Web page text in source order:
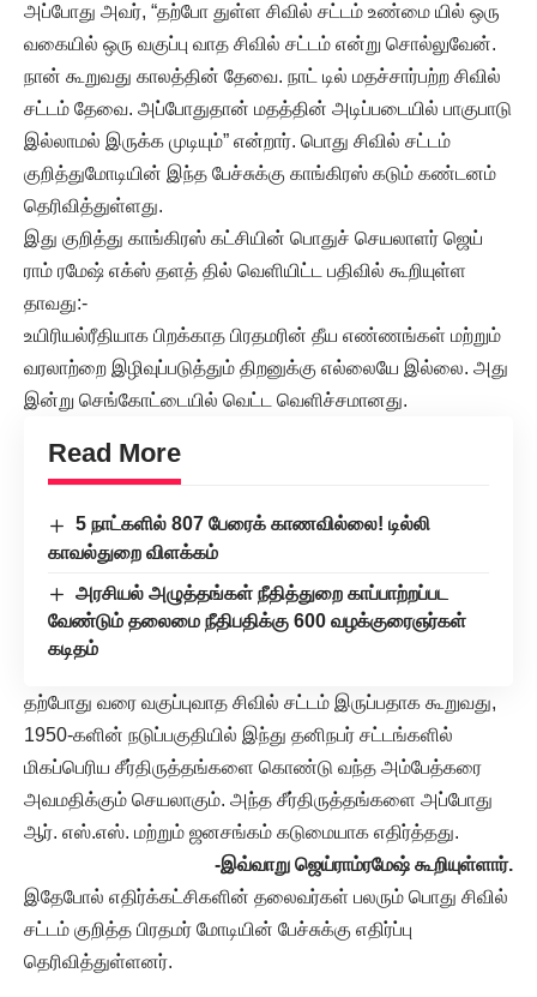
அப்போது அவர், “தற்போ துள்ள சிவில் சட்டம் உண்மை யில் ஒரு
வகையில் ஒரு வகுப்பு வாத சிவில் சட்டம் என்று சொல்லுவேன்.
நான் கூறுவது காலத்தின் தேவை. நாட் டில் மதச்சார்பற்ற சிவில்
சட்டம் தேவை. அப்போதுதான் மதத்தின் அடிப்படையில் பாகுபாடு
இல்லாமல் இருக்க முடியும்” என்றார். பொது சிவில் சட்டம்
குறித்துமோடியின் இந்த பேச்சுக்கு காங்கிரஸ் கடும் கண்டனம்
தெரிவித்துள்ளது.
இது குறித்து காங்கிரஸ் கட்சியின் பொதுச் செயலாளர் ஜெய்
ராம் ரமேஷ் எக்ஸ் தளத் தில் வெளியிட்ட பதிவில் கூறியுள்ள
தாவது:-
உயிரியல்ரீதியாக பிறக்காத பிரதமரின் தீய எண்ணங்கள் மற்றும்
வரலாற்றை இழிவுப்படுத்தும் திறனுக்கு எல்லையே இல்லை. அது
இன்று செங்கோட்டையில் வெட்ட வெளிச்சமானது.
Read More
5 நாட்களில் 807 பேரைக் காணவில்லை! டில்லி
காவல்துறை விளக்கம்
அரசியல் அழுத்தங்கள் நீதித்துறை காப்பாற்றப்பட
வேண்டும் தலைமை நீதிபதிக்கு 600 வழக்குரைஞர்கள்
கடிதம்
தற்போது வரை வகுப்புவாத சிவில் சட்டம் இருப்பதாக கூறுவது,
1950-களின் நடுப்பகுதியில் இந்து தனிநபர் சட்டங்களில்
மிகப்பெரிய சீர்திருத்தங்களை கொண்டு வந்த அம்பேத்கரை
அவமதிக்கும் செயலாகும். அந்த சீர்திருத்தங்களை அப்போது
ஆர். எஸ்.எஸ். மற்றும் ஜனசங்கம் கடுமையாக எதிர்த்தது.
-இவ்வாறு ஜெய்ராம்ரமேஷ் கூறியுள்ளார்.
இதேபோல் எதிர்க்கட்சிகளின் தலைவர்கள் பலரும் பொது சிவில்
சட்டம் குறித்த பிரதமர் மோடியின் பேச்சுக்கு எதிர்ப்பு
தெரிவித்துள்ளனர்.